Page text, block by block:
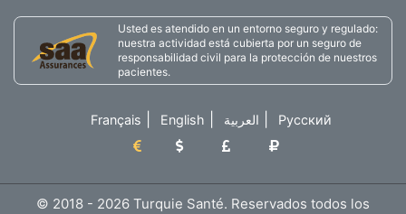
después de las 23:00 horas.
A menudo, si buscas un vuelo desde un teléfono i, tu
tarifa se comparará con otra marca o computadora
Se considera un cliente con alto poder adquisitivo.
Usted es atendido en un entorno seguro y regulado:
nuestra actividad está cubierta por un seguro de
responsabilidad civil para la protección de nuestros
pacientes.
Français English العربية Русский
© 2018 - 2026 Turquie Santé. Reservados todos los